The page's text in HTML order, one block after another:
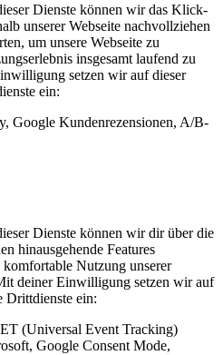
Dienste können wir das Klick-
unserer Webseite nachvollziehen
um unsere Webseite zu
insgesamt laufend zu
setzen wir auf dieser
ein:
Google Kundenrezensionen, A/B-
Dienste können wir dir über die
hinausgehende Features
Nutzung unserer
deiner Einwilligung setzen wir auf
Drittdienste ein:
(Universal Event Tracking)
Google Consent Mode,